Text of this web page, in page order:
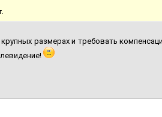
размерах и требовать